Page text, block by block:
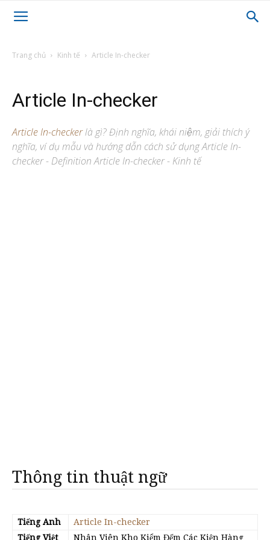
Trang chủ Kinh tế Article In-checker
Article In-checker
Article In-checkerlà gì? Định nghĩa, khái niệm, giải thích ý
nghĩa, ví dụ mẫu và hướng dẫn cách sử dụng Article In-
checker - Definition Article In-checker - Kinh tế
Thông tin thuật ngữ
Tiếng Anh
Article In-checker
Tiếng Việt
Nhân Viên Kho Kiểm Đếm Các Kiện Hàng